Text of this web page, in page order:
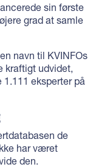
sin første
grad at samle
navn til KVINFOs
kraftigt udvidet,
eksperter på
de
har været
den.